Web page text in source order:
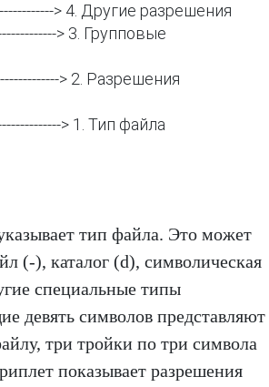
> 4. Другие разрешения
> 3. Групповые
> 2. Разрешения
тип файла. Это может
(-), каталог (d), символическая
специальные типы
девять символов представляют
три тройки по три символа
показывает разрешения